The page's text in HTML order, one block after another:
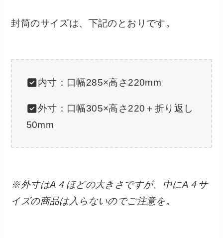
封筒のサイズは、下記のとおりです。
内寸：口幅285×高さ220mm
外寸：口幅305×高さ220＋折り返し
50mm
※外寸はA４ほどの大きさですが、中にA４サ
イズの商品は入らないのでご注意を。